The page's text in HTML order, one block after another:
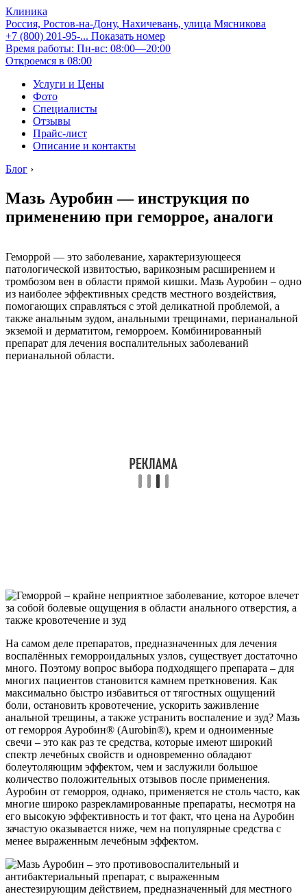
Клиника
Россия, Ростов-на-Дону, Нахичевань, улица Мясникова
+7 (800) 201-95-... Показать номер
Время работы: Пн-вс: 08:00—20:00
Откроемся в 08:00
Услуги и Цены
Фото
Специалисты
Отзывы
Прайс-лист
Описание и контакты
Блог ›
Мазь Ауробин — инструкция по
применению при геморрое, аналоги
Геморрой — это заболевание, характеризующееся
патологической извитостью, варикозным расширением и
тромбозом вен в области прямой кишки. Мазь Ауробин – одно
из наиболее эффективных средств местного воздействия,
помогающих справляться с этой деликатной проблемой, а
также анальным зудом, анальными трещинами, перианальной
экземой и дерматитом, геморроем. Комбинированный
препарат для лечения воспалительных заболеваний
перианальной области.
На самом деле препаратов, предназначенных для лечения
воспалённых геморроидальных узлов, существует достаточно
много. Поэтому вопрос выбора подходящего препарата – для
многих пациентов становится камнем преткновения. Как
максимально быстро избавиться от тягостных ощущений
боли, остановить кровотечение, ускорить заживление
анальной трещины, а также устранить воспаление и зуд? Мазь
от геморроя Ауробин® (Aurobin®), крем и одноименные
свечи – это как раз те средства, которые имеют широкий
спектр лечебных свойств и одновременно обладают
болеутоляющим эффектом, чем и заслужили большое
количество положительных отзывов после применения.
Ауробин от геморроя, однако, применяется не столь часто, как
многие широко разрекламированные препараты, несмотря на
его высокую эффективность и тот факт, что цена на Ауробин
зачастую оказывается ниже, чем на популярные средства с
менее выраженным лечебным эффектом.